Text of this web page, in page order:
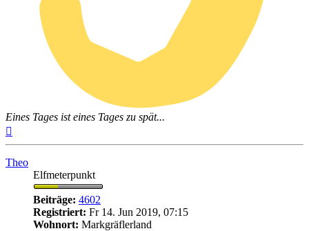
Eines Tages ist eines Tages zu spät...
Theo
Elfmeterpunkt
Beiträge: 4602
Registriert: Fr 14. Jun 2019, 07:15
Wohnort: Markgräflerland